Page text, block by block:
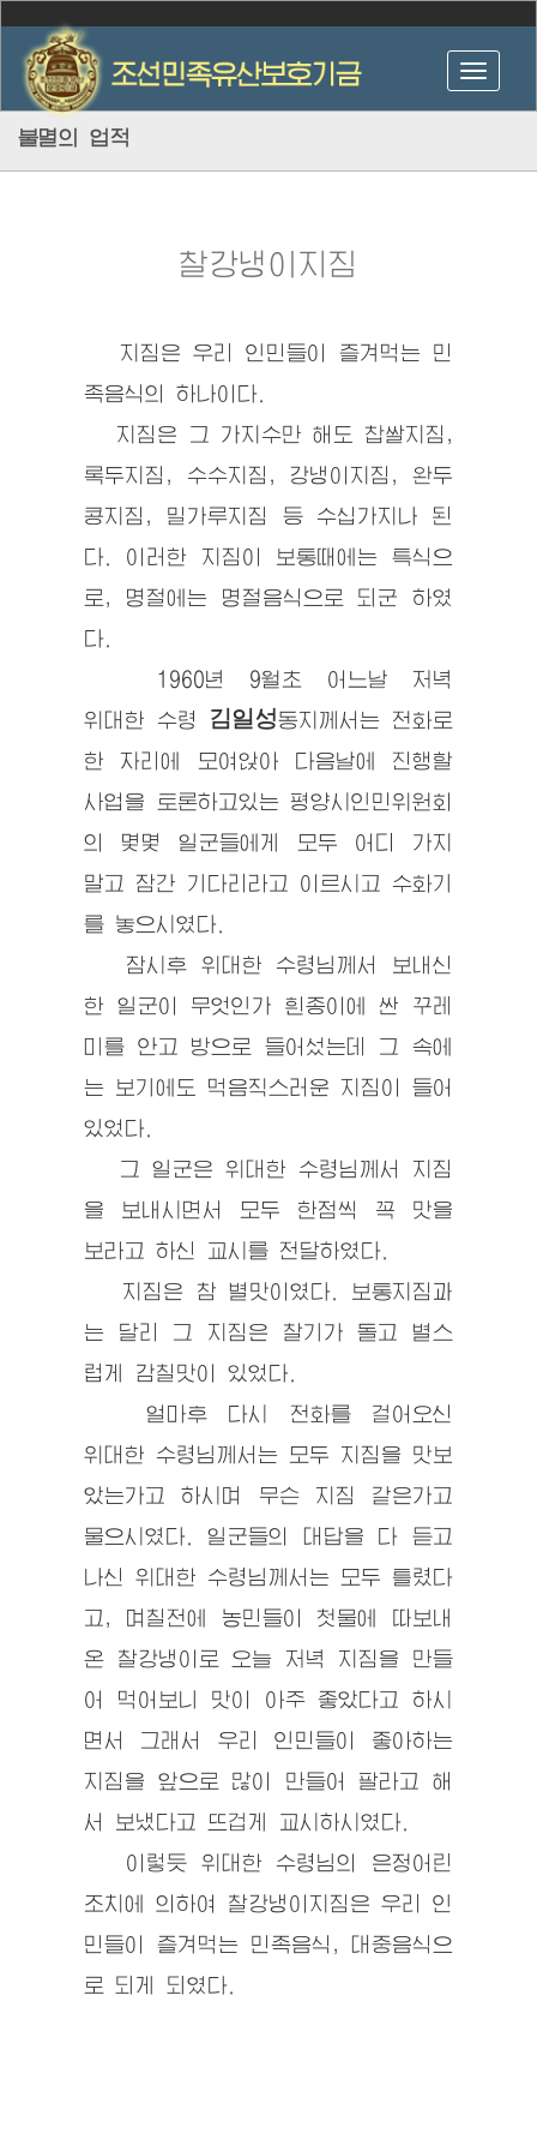
불멸의 업적
찰강냉이지짐
지짐은 우리 인민들이 즐겨먹는 민
족음식의 하나이다.
지짐은 그 가지수만 해도 찹쌀지짐,
록두지짐, 수수지짐, 강냉이지짐, 완두
콩지짐, 밀가루지짐 등 수십가지나 된
다. 이러한 지짐이 보통때에는 특식으
로, 명절에는 명절음식으로 되군 하였
다.
1960년 9월초 어느날 저녁
위대한 수령
김일성동지 께서는 전화로
한 자리에 모여앉아 다음날에 진행할
사업을 토론하고있는 평양시인민위원회
의 몇몇 일군들에게 모두 어디 가지
말고 잠간 기다리라고 이르시고 수화기
를 놓으시였다.
잠시후 위대한 수령 님께서 보내신
한 일군이 무엇인가 흰종이에 싼 꾸레
미를 안고 방으로 들어섰는데 그 속에
는 보기에도 먹음직스러운 지짐이 들어
있었다.
그 일군은 위대한 수령 님께서 지짐
을 보내시면서 모두 한점씩 꼭 맛을
보라고 하신 교시를 전달하였다.
지짐은 참 별맛이였다. 보통지짐과
는 달리 그 지짐은 찰기가 돌고 별스
럽게 감칠맛이 있었다.
얼마후 다시 전화를 걸어오신
위대한 수령 님께서는 모두 지짐을 맛보
았는가고 하시며 무슨 지짐 같은가고
물으시였다. 일군들의 대답을 다 듣고
나신 위대한 수령 님께서는 모두 틀렸다
고, 며칠전에 농민들이 첫물에 따보내
온 찰강냉이로 오늘 저녁 지짐을 만들
어 먹어보니 맛이 아주 좋았다고 하시
면서 그래서 우리 인민들이 좋아하는
지짐을 앞으로 많이 만들어 팔라고 해
서 보냈다고 뜨겁게 교시하시였다.
이렇듯 위대한 수령 님의 은정어린
조치에 의하여 찰강냉이지짐은 우리 인
민들이 즐겨먹는 민족음식, 대중음식으
로 되게 되였다.